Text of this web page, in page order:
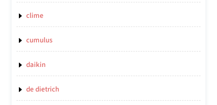
clime
cumulus
daikin
de dietrich